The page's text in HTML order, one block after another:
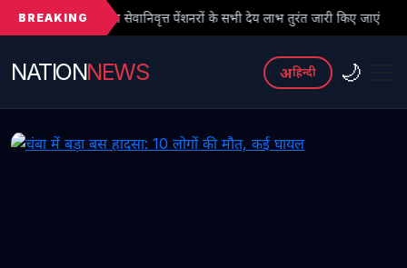
BREAKINGपेंशनरों के सभी देय लाभ तुरंत जारी किए जाएं ● फर्जी PhD
NATIONNEWS अहिन्दी 🌙